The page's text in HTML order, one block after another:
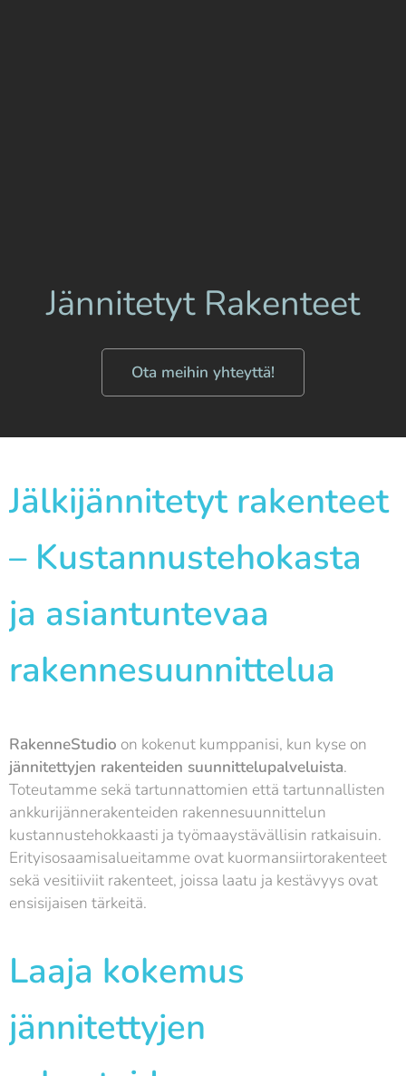
Jännitetyt Rakenteet
Ota meihin yhteyttä!
Jälkijännitetyt rakenteet
– Kustannustehokasta
ja asiantuntevaa
rakennesuunnittelua
RakenneStudio on kokenut kumppanisi, kun kyse on
jännitettyjen rakenteiden suunnittelupalveluista.
Toteutamme sekä tartunnattomien että tartunnallisten
ankkurijännerakenteiden rakennesuunnittelun
kustannustehokkaasti ja työmaaystävällisin ratkaisuin.
Erityisosaamisalueitamme ovat kuormansiirtorakenteet
sekä vesitiiviit rakenteet, joissa laatu ja kestävyys ovat
ensisijaisen tärkeitä.
Laaja kokemus
jännitettyjen